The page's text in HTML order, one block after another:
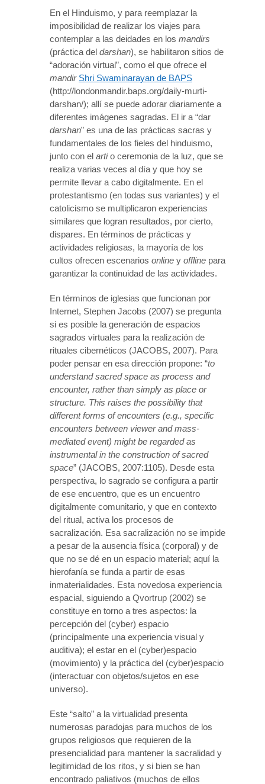
En el Hinduismo, y para reemplazar la
imposibilidad de realizar los viajes para
contemplar a las deidades en los mandirs
(práctica del darshan), se habilitaron sitios de
“adoración virtual”, como el que ofrece el
mandir Shri Swaminarayan de BAPS
(http://londonmandir.baps.org/daily-murti-
darshan/); allí se puede adorar diariamente a
diferentes imágenes sagradas. El ir a “dar
darshan” es una de las prácticas sacras y
fundamentales de los fieles del hinduismo,
junto con el artio ceremonia de la luz, que se
realiza varias veces al día y que hoy se
permite llevar a cabo digitalmente. En el
protestantismo (en todas sus variantes) y el
catolicismo se multiplicaron experiencias
similares que logran resultados, por cierto,
dispares. En términos de prácticas y
actividades religiosas, la mayoría de los
cultos ofrecen escenarios online y offline para
garantizar la continuidad de las actividades.
En términos de iglesias que funcionan por
Internet, Stephen Jacobs (2007) se pregunta
si es posible la generación de espacios
sagrados virtuales para la realización de
rituales cibernéticos (JACOBS, 2007). Para
poder pensar en esa dirección propone: “to
understand sacred space as process and
encounter, rather than simply as place or
structure. This raises the possibility that
different forms of encounters (e.g., specific
encounters between viewer and mass-
mediated event) might be regarded as
instrumental in the construction of sacred
space” (JACOBS, 2007:1105). Desde esta
perspectiva, lo sagrado se configura a partir
de ese encuentro, que es un encuentro
digitalmente comunitario, y que en contexto
del ritual, activa los procesos de
sacralización. Esa sacralización no se impide
a pesar de la ausencia física (corporal) y de
que no se dé en un espacio material; aquí la
hierofanía se funda a partir de esas
inmaterialidades. Esta novedosa experiencia
espacial, siguiendo a Qvortrup (2002) se
constituye en torno a tres aspectos: la
percepción del (cyber) espacio
(principalmente una experiencia visual y
auditiva); el estar en el (cyber)espacio
(movimiento) y la práctica del (cyber)espacio
(interactuar con objetos/sujetos en ese
universo).
Este “salto” a la virtualidad presenta
numerosas paradojas para muchos de los
grupos religiosos que requieren de la
presencialidad para mantener la sacralidad y
legitimidad de los ritos, y si bien se han
encontrado paliativos (muchos de ellos